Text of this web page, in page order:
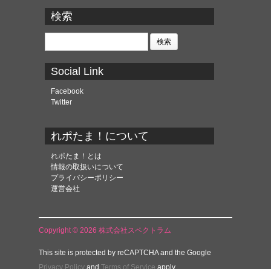
カ
イ
ブ
検索
検
Social Link
Facebook
Twitter
れポたま！について
れポたま！とは
情報の取扱いについて
プライバシーポリシー
運営会社
Copyright © 2026 株式会社スペクトラム
This site is protected by reCAPTCHA and the Google
Privacy Policy and Terms of Service apply.